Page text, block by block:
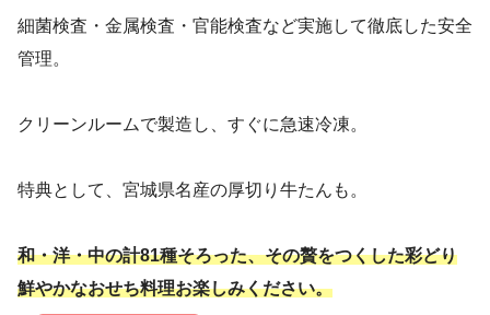
細菌検査・金属検査・官能検査など実施して徹底した安全
管理。
クリーンルームで製造し、すぐに急速冷凍。
特典として、宮城県名産の厚切り牛たんも。
和・洋・中の計81種そろった、その贅をつくした彩どり
鮮やかなおせち料理お楽しみください。